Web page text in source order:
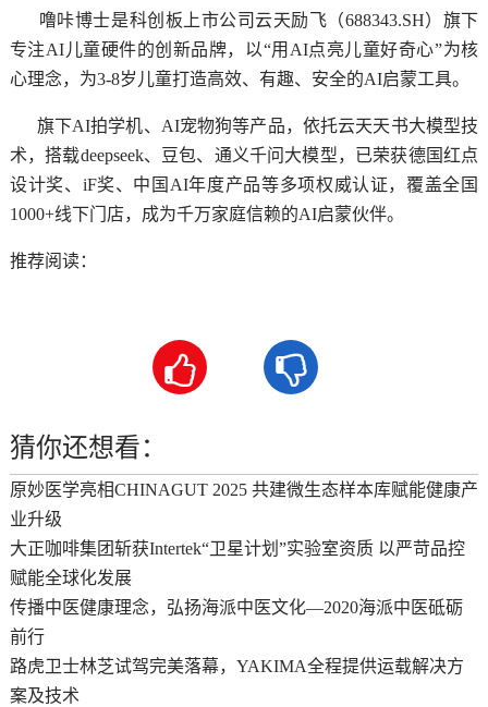
噜咔博士是科创板上市公司云天励飞（688343.SH）旗下
专注AI儿童硬件的创新品牌，以“用AI点亮儿童好奇心”为核
心理念，为3-8岁儿童打造高效、有趣、安全的AI启蒙工具。
旗下AI拍学机、AI宠物狗等产品，依托云天天书大模型技
术，搭载deepseek、豆包、通义千问大模型，已荣获德国红点
设计奖、iF奖、中国AI年度产品等多项权威认证，覆盖全国
1000+线下门店，成为千万家庭信赖的AI启蒙伙伴。
推荐阅读：
 
猜你还想看：
原妙医学亮相CHINAGUT 2025 共建微生态样本库赋能健康产
业升级
大正咖啡集团斩获Intertek“卫星计划”实验室资质 以严苛品控
赋能全球化发展
传播中医健康理念，弘扬海派中医文化—2020海派中医砥砺
前行
路虎卫士林芝试驾完美落幕，YAKIMA全程提供运载解决方
案及技术